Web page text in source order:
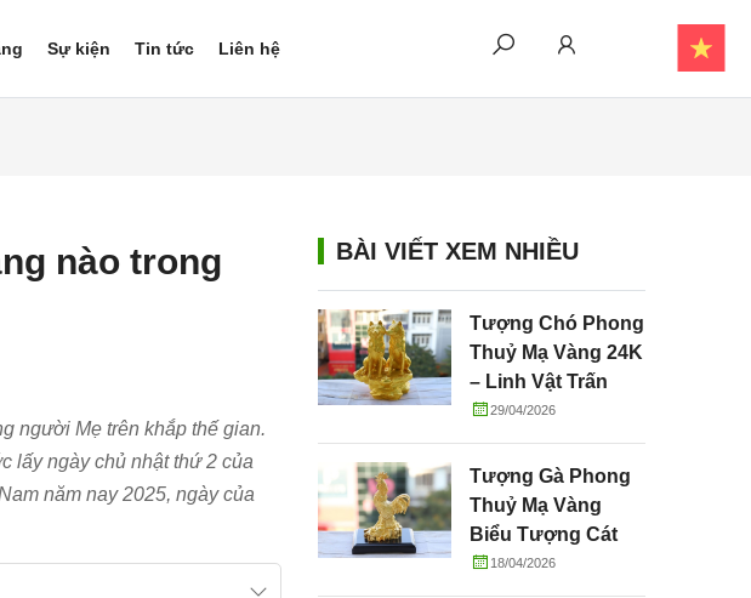
Sự kiện Tin tức Liên hệ
nào trong
người Mẹ trên khắp thế gian.
lấy ngày chủ nhật thứ 2 của
năm nay 2025, ngày của
BÀI VIẾT XEM NHIỀU
Tượng Chó Phong
Thuỷ Mạ Vàng 24K
– Linh Vật Trấn
Trạch, Chiêu Tài
Và Gắn Kết Gia
Đình
29/04/2026
Tượng Gà Phong
Thuỷ Mạ Vàng
Biểu Tượng Cát
Tường, May Mắn
Và Thành Công
18/04/2026